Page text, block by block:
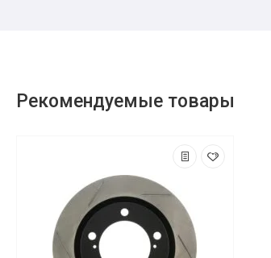
Рекомендуемые товары